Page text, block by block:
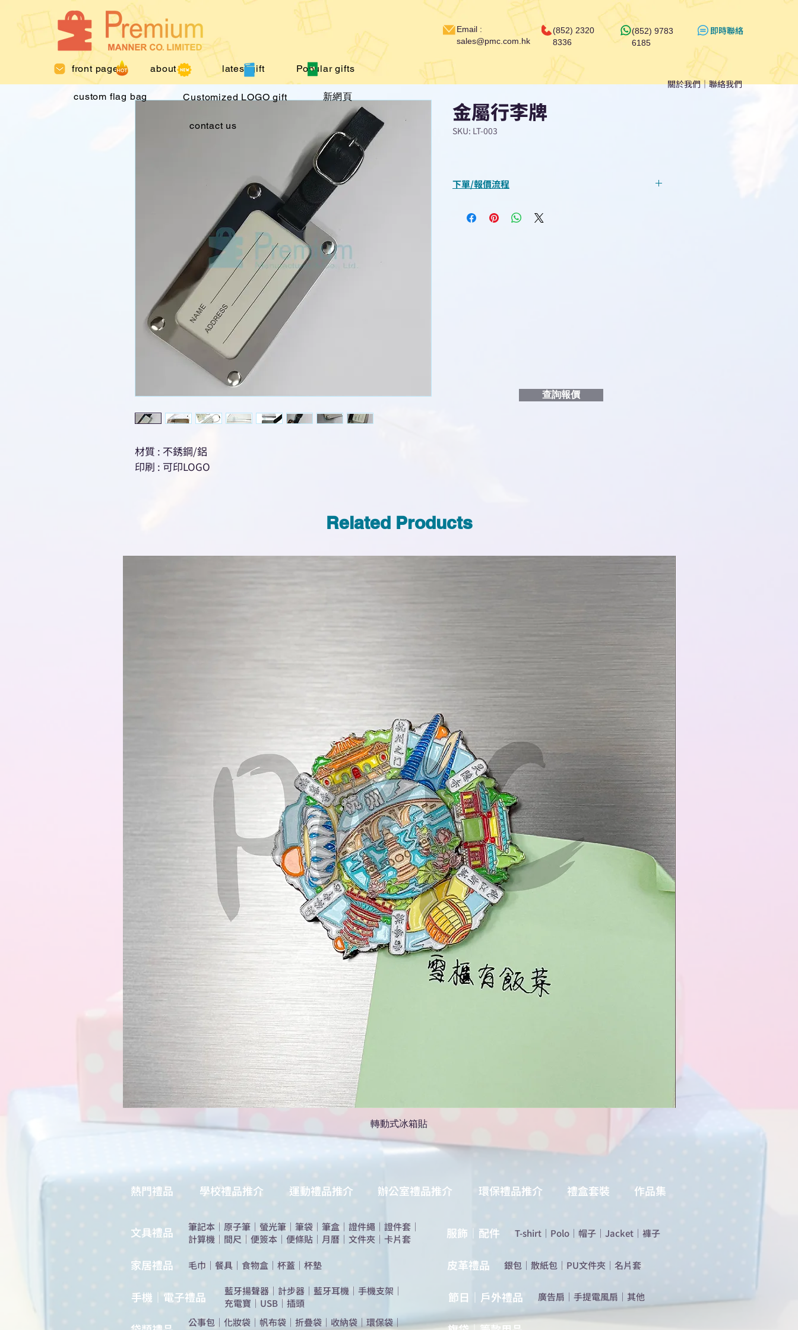
front page about us latest gift Popular gifts
custom flag bag Customized LOGO gift 新網頁
contact us
Email :
sales@pmc.com.hk
(852) 2320
8336
(852) 9783
6185
​即時聯絡
關於我們｜聯絡我們
材質 : 不銹鋼/鋁
印刷 : 可印LOGO
金屬行李牌
SKU: LT-003
下單/報價流程
查詢或報價”
查詢報價
Related Products
轉動式冰箱貼
熱門禮品 學校禮品推介 運動禮品推介 辦公室禮品推介 環保禮品推介 禮盒套裝 作品集
​文具禮品 筆記本 ｜ 原子筆 ｜ 螢光筆 ｜ 筆袋 ｜ 筆盒 ｜ 證件繩 ｜ 證件套 ｜
計算機 ｜ 間尺 ｜ 便簽本 ｜ 便條貼 ｜ 月曆 ｜ 文件夾 ｜ 卡片套
​家居禮品 ​毛巾 ｜ 餐具 ｜ 食物盒 ｜ 杯蓋 ｜ 杯墊
手機｜電子禮品 ​藍牙揚聲器 ｜ 計步器 ｜ 藍牙耳機 ｜ 手機支架 ｜
充電寶 ｜ USB ｜ 插頭
公事包 ｜ 化妝袋 ｜ 帆布袋 ｜ 折疊袋 ｜ 收納袋 ｜ 環保袋｜
服飾｜配件 T-shirt ｜ Polo ｜ 帽子 ｜ Jacket ｜ 褲子
​皮革禮品 ​銀包 ｜ 散紙包 ｜ PU文件夾 ｜ 名片套
節日｜戶外禮品 ​廣告扇 ｜ 手提電風扇 ｜ 其他